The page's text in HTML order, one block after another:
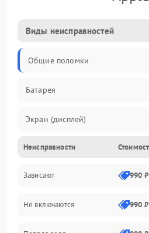
Виды неисправностей
Общие поломки
Батарея
Экран (дисплей)
Электропитание
Датчики
Связь
Неисправности
Зависают 990 ₽
Не включаются 990 ₽